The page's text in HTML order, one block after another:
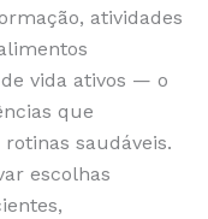
atividades
vida ativos — o
que
saudáveis.
escolhas